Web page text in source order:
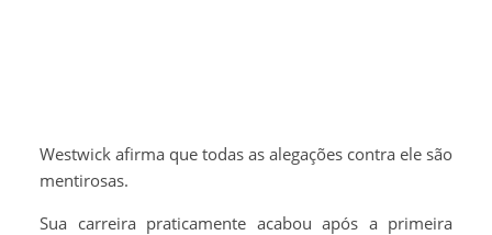
Westwick afirma que todas as alegações contra ele são
mentirosas.
Sua carreira praticamente acabou após a primeira